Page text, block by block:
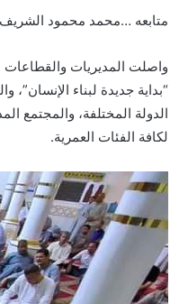
متابعه …محمد محمود الشريف
واصلت المديريات والقطاعات
الدولة المختلفة، والمجتمع
لكافة الفئات العمرية.